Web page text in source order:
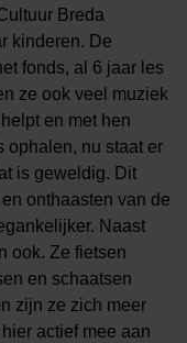
Breda
kinderen. De
fonds, al 6 jaar les
ze ook veel muziek
en met hen
ophalen, nu staat er
is geweldig. Dit
onthaasten van de
Naast
ook. Ze fietsen
en schaatsen
zijn ze zich meer
actief mee aan